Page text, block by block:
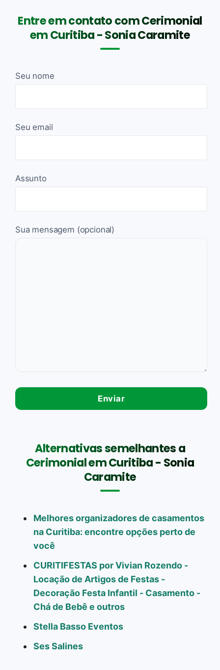
Entre em contato com Cerimonial
em Curitiba - Sonia Caramite
Seu nome
Seu email
Assunto
Sua mensagem (opcional)
Alternativas semelhantes a
Cerimonial em Curitiba - Sonia
Caramite
Melhores organizadores de casamentos
na Curitiba: encontre opções perto de
você
CURITIFESTAS por Vivian Rozendo -
Locação de Artigos de Festas -
Decoração Festa Infantil - Casamento -
Chá de Bebê e outros
Stella Basso Eventos
Ses Salines